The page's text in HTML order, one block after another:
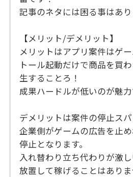
記事のネタには困る事はあり
【メリット/デメリット】
メリットはアプリ案件はゲ
トール起動だけで商品を買
生することろ！
成果ハードルが低いのが魅力
デメリットは案件の停止スパ
企業側がゲームの広告を止
停止となります。
入れ替わり立ち代わりが激
放置して稼げることはありま